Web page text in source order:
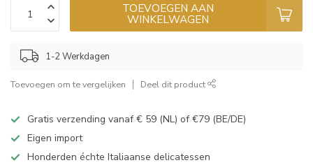
TOEVOEGEN AAN
WINKELWAGEN
1-2 Werkdagen
Toevoegen om te vergelijken Deel dit product
Gratis verzending vanaf € 59 (NL) of €79 (BE/DE)
Eigen import
Honderden échte Italiaanse delicatessen